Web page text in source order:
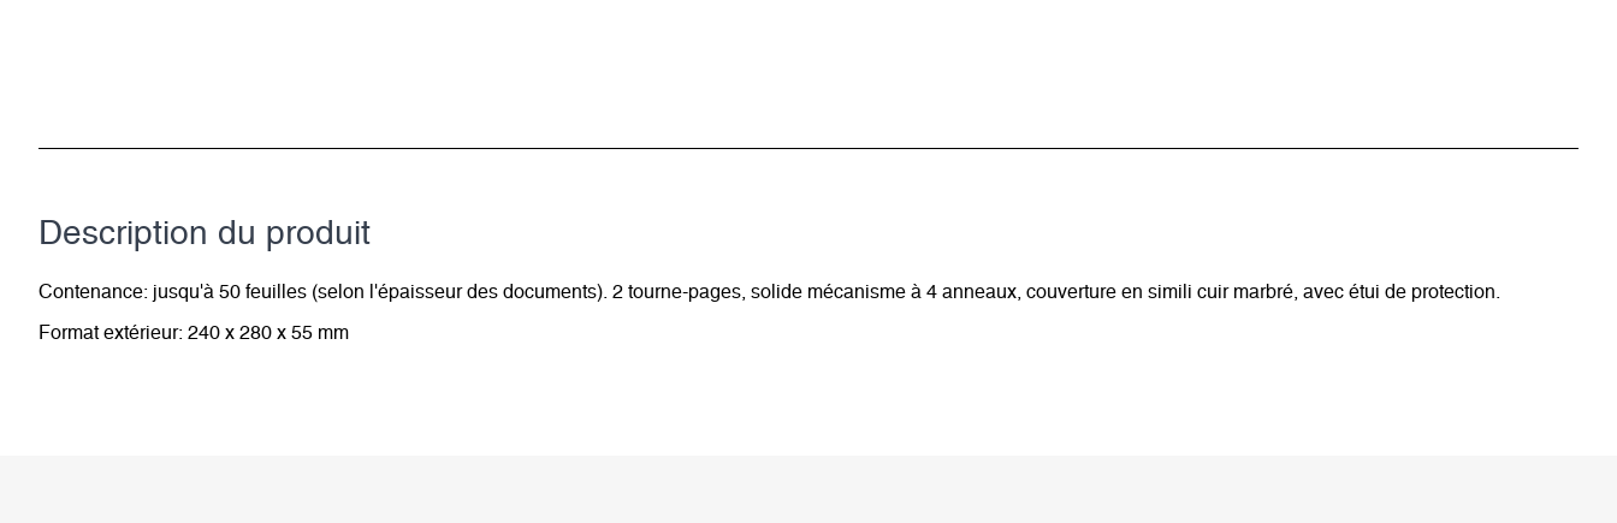
Description du­ produit
Contenance: jusqu'à 50 feuilles (selon l'épaisseur des documents). 2 tourne-pages, solide mécanisme à 4 anneaux, couverture en simili cuir marbré, avec étui de protection.
Format extérieur: 240 x 280 x 55 mm